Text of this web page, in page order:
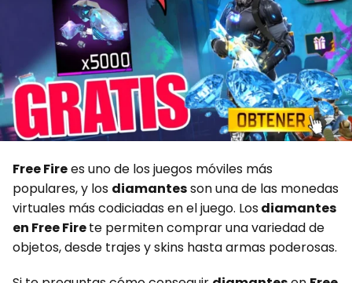
Free Firees uno de los juegos móviles más
populares, y los diamantesson una de las monedas
virtuales más codiciadas en el juego. Losdiamantes
en Free Firete permiten comprar una variedad de
objetos, desde trajes y skins hasta armas poderosas.
t
i
r